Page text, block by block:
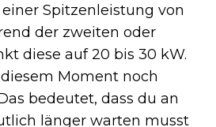
Spitzenleistung von
der zweiten oder
diese auf 20 bis 30 kW.
Moment noch
bedeutet, dass du an
länger warten musst